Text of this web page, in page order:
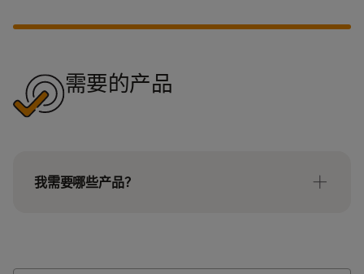
需要的产品
我需要哪些产品？